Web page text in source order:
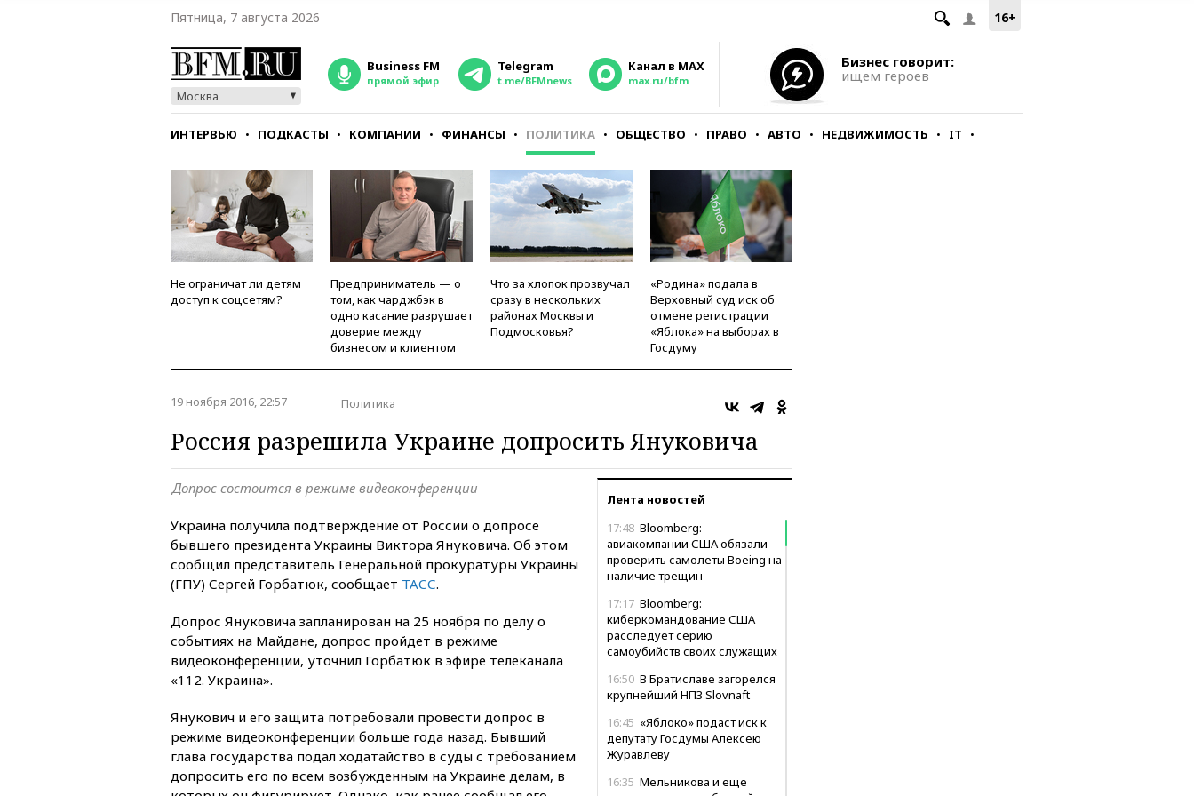
16+
Пятница, 7 августа 2026
Москва
Business FM
прямой эфир
Telegram
t.me/BFMnews
Канал в MAX
max.ru/bfm
Бизнес говорит:
ищем героев
ИНТЕРВЬЮ ПОДКАСТЫ КОМПАНИИ ФИНАНСЫ ПОЛИТИКА ОБЩЕСТВО ПРАВО АВТО НЕДВИЖИМОСТЬ IT
СТИЛЬ ТЕСТЫ
Не ограничат ли детям
доступ к соцсетям?
Предприниматель — о
том, как чарджбэк в
одно касание разрушает
доверие между
бизнесом и клиентом
Что за хлопок прозвучал
сразу в нескольких
районах Москвы и
Подмосковья?
«Родина» подала в
Верховный суд иск об
отмене регистрации
«Яблока» на выборах в
Госдуму
19 ноября 2016, 22:57 Политика
Россия разрешила Украине допросить Януковича
Лента новостей
17:48 Bloomberg:
авиакомпании США обязали
проверить самолеты Boeing на
наличие трещин
17:17 Bloomberg:
киберкомандование США
расследует серию
самоубийств своих служащих
16:50 В Братиславе загорелся
крупнейший НПЗ Slovnaft
16:45 «Яблоко» подаст иск к
депутату Госдумы Алексею
Журавлеву
16:35 Мельникова и еще
Допрос состоится в режиме видеоконференции
Украина получила подтверждение от России о допросе
бывшего президента Украины Виктора Януковича. Об этом
сообщил представитель Генеральной прокуратуры Украины
(ГПУ) Сергей Горбатюк, сообщает ТАСС.
Допрос Януковича запланирован на 25 ноября по делу о
событиях на Майдане, допрос пройдет в режиме
видеоконференции, уточнил Горбатюк в эфире телеканала
«112. Украина».
Янукович и его защита потребовали провести допрос в
режиме видеоконференции больше года назад. Бывший
глава государства подал ходатайство в суды с требованием
допросить его по всем возбужденным на Украине делам, в